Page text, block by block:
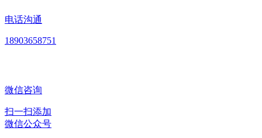
电话沟通
18903658751
微信咨询
扫一扫添加
微信公众号